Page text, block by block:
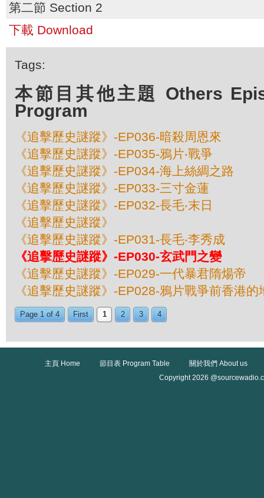
第二節 Section 2
下載 Download
Tags:
本節目其他主題 Others
Program
《追擊歷史謎蹤》-EP036-暗殺周恩來
《追擊歷史謎蹤》-EP035-鴉片‧戰爭
《追擊歷史謎蹤》-EP034-海上絲綢之路
《追擊歷史謎蹤》-EP033-三寸金蓮
《追擊歷史謎蹤》-EP032-長毛‧末日
《追擊歷史謎蹤》
《追擊歷史謎蹤》-EP031-長毛‧李秀成
《追擊歷史謎蹤》-EP030-玄武門之變
《追擊歷史謎蹤》-EP029-一代暴君隋煬帝
《追擊歷史謎蹤》-EP028-鴉片戰爭前香港的
Page 1 of 4 First 1 2 3 4
主頁 Home 節目表 Program Table
關於我們 About us
Copyright 2026